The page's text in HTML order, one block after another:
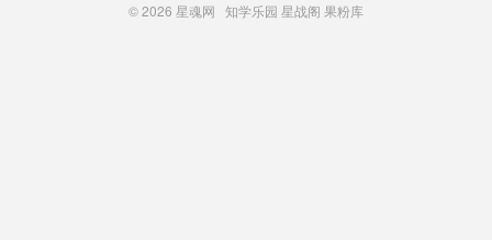
© 2026 星魂网 知学乐园 星战阁 果粉库